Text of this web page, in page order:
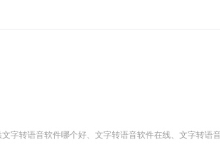
字转语音软件哪个好、文字转语音软件在线、文字转